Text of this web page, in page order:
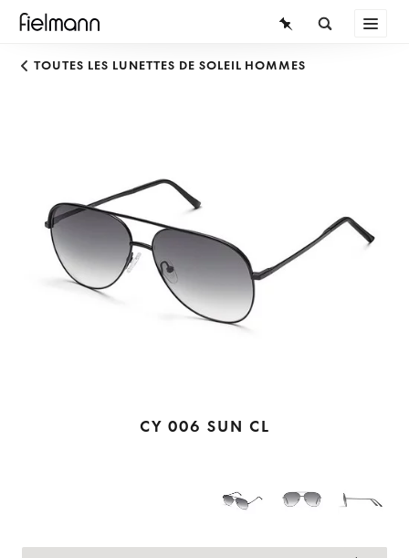
LUNETTES
CONNAISSANCES
SERVICE
TOUTES LES LUNETTES DE SOLEIL HOMMES
CY 006 SUN CL